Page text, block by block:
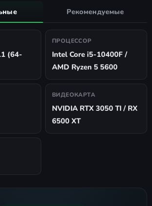
Рекомендуемые
(64-
ПРОЦЕССОР
Intel Core i5-10400F /
AMD Ryzen 5 5600
ВИДЕОКАРТА
NVIDIA RTX 3050 TI / RX
6500 XT